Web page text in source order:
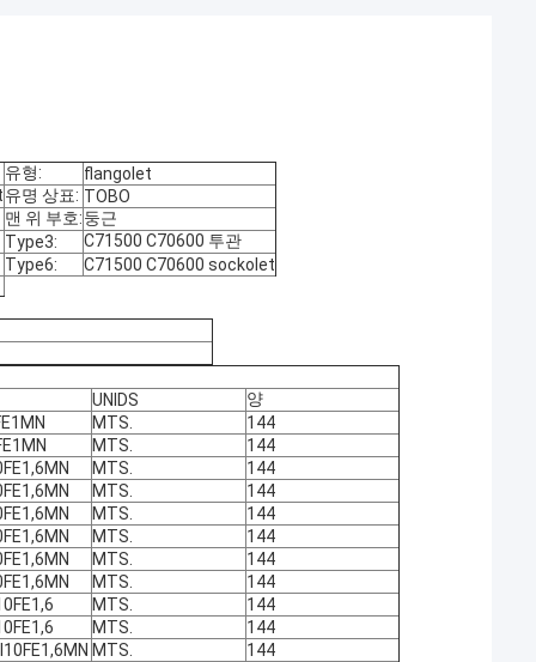
유형:
flangolet
유명 상표: TOBO
맨 위 부호:둥근
Type3:
C71500 C70600 투관
Type6:
C71500 C70600 sockolet
UNIDS
양
MTS.
144
MTS.
144
MTS.
144
MTS.
144
MTS.
144
MTS.
144
MTS.
144
MTS.
144
MTS.
144
MTS.
144
MTS.
144